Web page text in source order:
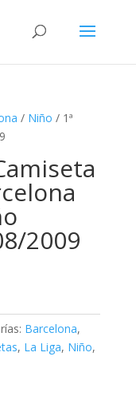
/ Niño / 1ª
2009
Barcelona,
, La Liga, Niño,